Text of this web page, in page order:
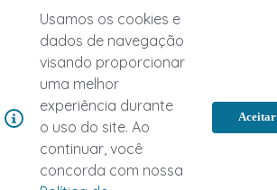
atendimento@lebillet.eu
NEWSLETTER
Usamos os cookies e
dados de navegação
visando proporcionar
uma melhor
experiência durante
o uso do site. Ao
continuar, você
concorda com nossa
Aceitar